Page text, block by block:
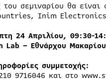
του σεμιναρίου θα
Inim
24 Απριλίου, 09:30-
Lab– Εθνάρχου
συμμετοχής:
9716046 και στο